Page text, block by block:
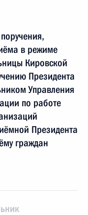
в режиме
Кировской
Президента
Управления
по работе
Президента
граждан